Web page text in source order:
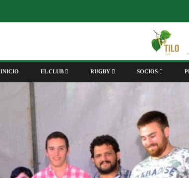
INICIO EL CLUB RUGBY SOCIOS